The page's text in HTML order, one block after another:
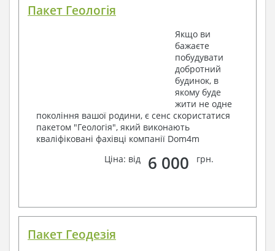
Пакет Геологія
Якщо ви
бажаєте
побудувати
добротний
будинок, в
якому буде
жити не одне
покоління вашої родини, є сенс скористатися
пакетом "Геологія", який виконають
кваліфіковані фахівці компанії Dom4m
Ціна: від
6 000 грн.
Пакет Геодезія